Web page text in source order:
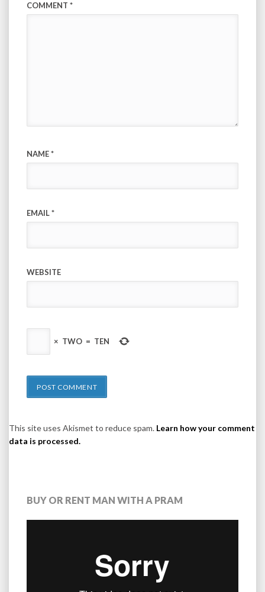
COMMENT *
NAME*
EMAIL*
WEBSITE
× TWO = TEN
This site uses Akismet to reduce spam. Learn how your comment
data is processed.
BUY OR RENT MAN WITH A PRAM